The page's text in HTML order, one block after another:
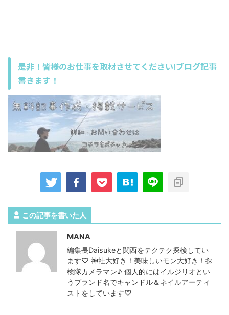
是非！皆様のお仕事を取材させてください!ブログ記事
書きます！
この記事を書いた人
MANA
編集長Daisukeと関西をテクテク探検してい
ます♡ 神社大好き！美味しいモン大好き！探
検隊カメラマン♪ 個人的にはイルジリオとい
うブランド名でキャンドル＆ネイルアーティ
ストをしています♡